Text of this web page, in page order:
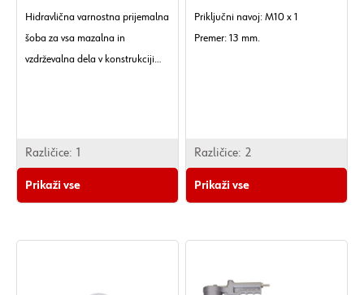
Hidravlična varnostna prijemalna
šoba za vsa mazalna in
vzdrževalna dela v konstrukciji
Različice: 1
Prikaži vse
Priključni navoj: M10 x 1
Premer: 13 mm.
Različice: 2
Prikaži vse